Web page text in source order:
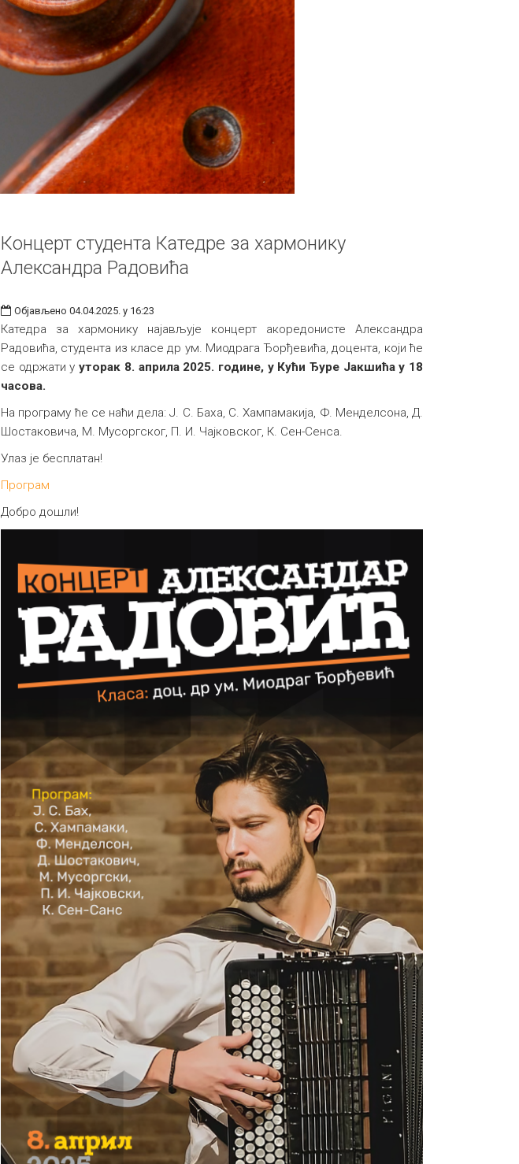
Концерт студента Катедре за хармонику
Александра Радовића
Објављено 04.04.2025. у 16:23
Катедра за хармонику најављује концерт акоредонисте Александра
Радовића, студента из класе др ум. Миодрага Ђорђевића, доцента, који ће
се одржати ууторак 8. априла 2025. године, у Кући Ђуре Јакшића у 18
часова.
На програму ће се наћи дела: Ј. С. Баха, С. Хампамакија, Ф. Менделсона, Д.
Шостаковича, М. Мусоргског, П. И. Чајковског, К. Сен-Сенса.
Улаз је бесплатан!
Програм
Добро дошли!